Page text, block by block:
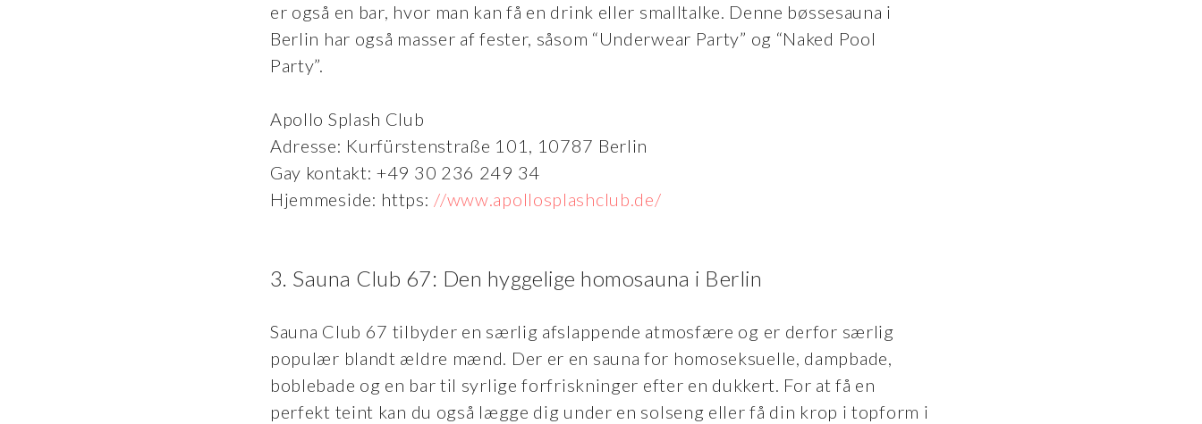
er også en bar, hvor man kan få en drink eller smalltalke. Denne bøssesauna i
Berlin har også masser af fester, såsom “Underwear Party” og “Naked Pool
Party”.
Apollo Splash Club
Adresse: Kurfürstenstraße 101, 10787 Berlin
Gay kontakt: +49 30 236 249 34
Hjemmeside: https: //www.apollosplashclub.de/
3. Sauna Club 67: Den hyggelige homosauna i Berlin
Sauna Club 67 tilbyder en særlig afslappende atmosfære og er derfor særlig
populær blandt ældre mænd. Der er en sauna for homoseksuelle, dampbade,
boblebade og en bar til syrlige forfriskninger efter en dukkert. For at få en
perfekt teint kan du også lægge dig under en solseng eller få din krop i topform i